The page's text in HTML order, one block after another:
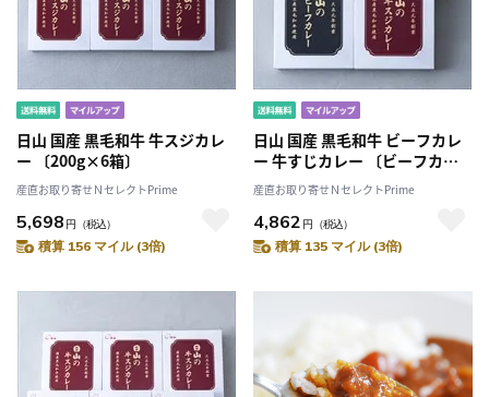
日山 国産 黒毛和牛 牛スジカレ
ー 〔200g×6箱〕
産直お取り寄せＮセレクトPrime
5,698 円 （税込）
積算 156 マイル (3倍)
日山 国産 黒毛和牛 ビーフカレ
ー 牛すじカレー 〔ビーフカレ
ー200g×2箱、牛すじカレー
200g×2箱〕
産直お取り寄せＮセレクトPrime
4,862 円 （税込）
積算 135 マイル (3倍)